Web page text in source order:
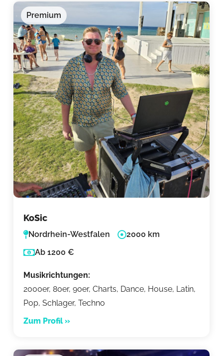
Premium
KoSic
Nordrhein-Westfalen
2000 km
Ab 1200 €
Musikrichtungen:
2000er, 80er, 90er, Charts, Dance, House, Latin,
Pop, Schlager, Techno
Zum Profil »